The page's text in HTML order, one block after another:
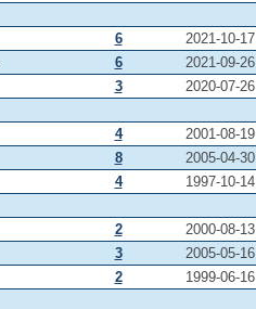
6
2021-10-17
6
2021-09-26
3 2020-07-26
4
2001-08-19
8
2005-04-30
4 1997-10-14
2
2000-08-13
3
2005-05-16
2 1999-06-16